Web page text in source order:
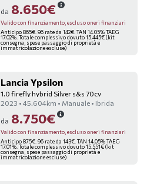
da 8.650€
Valido con finanziamento, escluso oneri finanziari
Anticipo 865€. 96 rate da 142€. TAN 14.05% TAEG
17.02%. Totale complessivo dovuto 15.445€ (kit
consegna, spese passaggio di proprietà e
immatricolazione escluse)
Lancia Ypsilon
1.0 firefly hybrid Silver s&s 70cv
2023 • 45.604km • Manuale • Ibrida
da 8.750€
Valido con finanziamento, escluso oneri finanziari
Anticipo 875€. 96 rate da 143€. TAN 14.05% TAEG
17.01%. Totale complessivo dovuto 15.551€ (kit
consegna, spese passaggio di proprietà e
immatricolazione escluse)